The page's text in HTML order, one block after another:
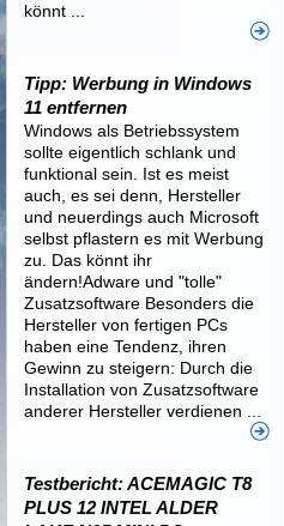
könnt ...
Tipp: Werbung in Windows
11 entfernen
Windows als Betriebssystem
sollte eigentlich schlank und
funktional sein. Ist es meist
auch, es sei denn, Hersteller
und neuerdings auch Microsoft
selbst pflastern es mit Werbung
zu. Das könnt ihr
ändern!Adware und "tolle"
Zusatzsoftware Besonders die
Hersteller von fertigen PCs
haben eine Tendenz, ihren
Gewinn zu steigern: Durch die
Installation von Zusatzsoftware
anderer Hersteller verdienen ...
Testbericht: ACEMAGIC T8
PLUS 12 INTEL ALDER